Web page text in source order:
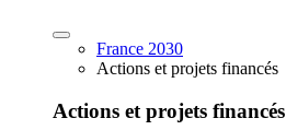
France 2030
Actions et projets financés
Actions et projets financés